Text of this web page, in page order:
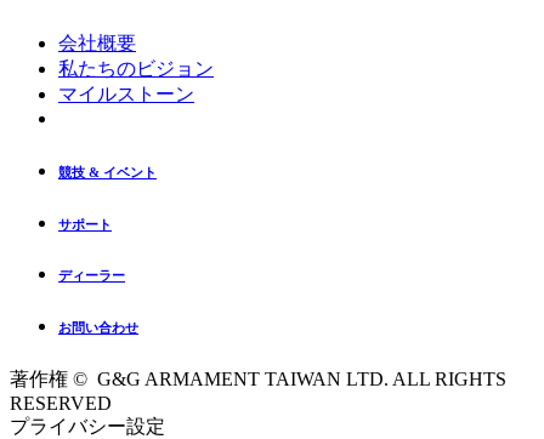
会社概要
私たちのビジョン
マイルストーン
競技 & イベント
サポート
ディーラー
お問い合わせ
著作権 © G&G ARMAMENT TAIWAN LTD. ALL RIGHTS
RESERVED
プライバシー設定